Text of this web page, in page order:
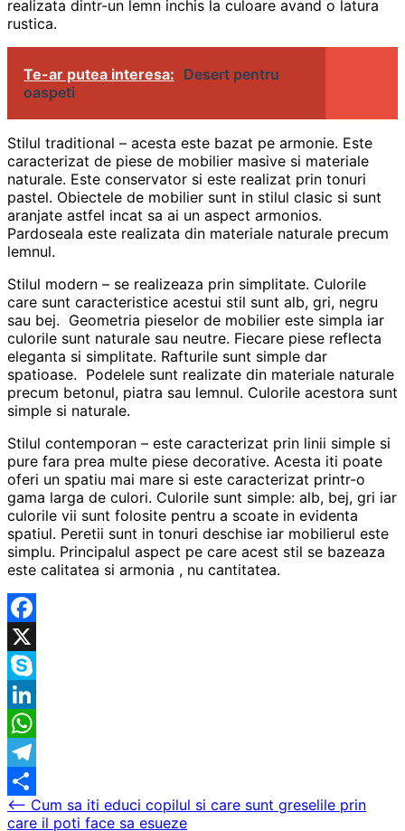
realizata dintr-un lemn inchis la culoare avand o latura
rustica.
Te-ar putea interesa: Desert pentru
oaspeti
Stilul traditional – acesta este bazat pe armonie. Este
caracterizat de piese de mobilier masive si materiale
naturale. Este conservator si este realizat prin tonuri
pastel. Obiectele de mobilier sunt in stilul clasic si sunt
aranjate astfel incat sa ai un aspect armonios.
Pardoseala este realizata din materiale naturale precum
lemnul.
Stilul modern – se realizeaza prin simplitate. Culorile
care sunt caracteristice acestui stil sunt alb, gri, negru
sau bej. Geometria pieselor de mobilier este simpla iar
culorile sunt naturale sau neutre. Fiecare piese reflecta
eleganta si simplitate. Rafturile sunt simple dar
spatioase. Podelele sunt realizate din materiale naturale
precum betonul, piatra sau lemnul. Culorile acestora sunt
simple si naturale.
Stilul contemporan – este caracterizat prin linii simple si
pure fara prea multe piese decorative. Acesta iti poate
oferi un spatiu mai mare si este caracterizat printr-o
gama larga de culori. Culorile sunt simple: alb, bej, gri iar
culorile vii sunt folosite pentru a scoate in evidenta
spatiul. Peretii sunt in tonuri deschise iar mobilierul este
simplu. Principalul aspect pe care acest stil se bazeaza
este calitatea si armonia , nu cantitatea.
Facebook
X
Skype
LinkedIn
WhatsApp
Telegram
Partajează
Navigare
⟵ Cum sa iti educi copilul si care sunt greselile prin
care il poti face sa esueze